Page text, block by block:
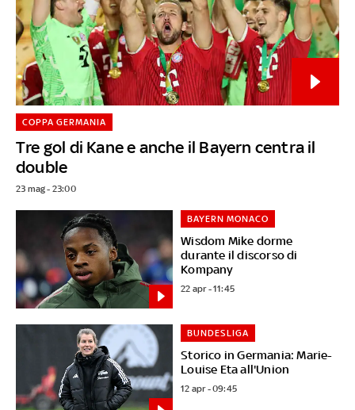
Tre gol di Kane e anche il Bayern centra il
double
COPPA GERMANIA
23 mag - 23:00
Wisdom Mike dorme
durante il discorso di
Kompany
BAYERN MONACO
22 apr - 11:45
Storico in Germania: Marie-
Louise Eta all'Union
BUNDESLIGA
12 apr - 09:45